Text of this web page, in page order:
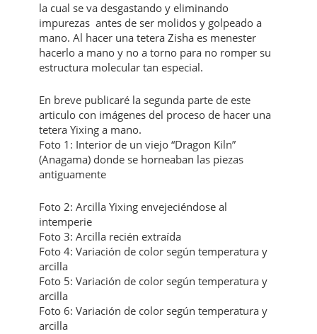
la cual se va desgastando y eliminando
impurezas antes de ser molidos y golpeado a
mano. Al hacer una tetera Zisha es menester
hacerlo a mano y no a torno para no romper su
estructura molecular tan especial.
En breve publicaré la segunda parte de este
articulo con imágenes del proceso de hacer una
tetera Yixing a mano.
Foto 1: Interior de un viejo “Dragon Kiln”
(Anagama) donde se horneaban las piezas
antiguamente
Foto 2: Arcilla Yixing envejeciéndose al
intemperie
Foto 3: Arcilla recién extraída
Foto 4: Variación de color según temperatura y
arcilla
Foto 5: Variación de color según temperatura y
arcilla
Foto 6: Variación de color según temperatura y
arcilla